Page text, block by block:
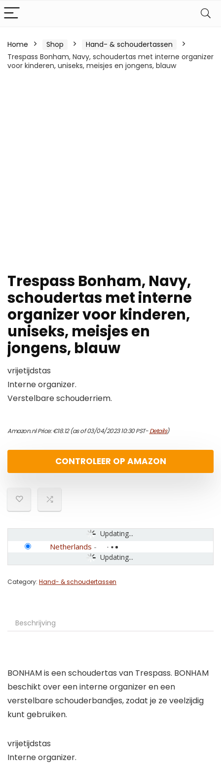
Home Shop
Hand- & schoudertassen
Trespass Bonham, Navy, schoudertas met interne organizer
voor kinderen, uniseks, meisjes en jongens, blauw
Trespass Bonham, Navy,
schoudertas met interne
organizer voor kinderen,
uniseks, meisjes en
jongens, blauw
vrijetijdstas
Interne organizer.
Verstelbare schouderriem.
Amazon.nl Price:€18.12(as of 03/04/2023 10:30 PST-Details)
CONTROLEER OP AMAZON
Updating...
Updating...
Netherlands -
Category: Hand- & schoudertassen
Beschrijving
BONHAM is een schoudertas van Trespass. BONHAM
beschikt over een interne organizer en een
verstelbare schouderbandjes, zodat je ze veelzijdig
kunt gebruiken.
vrijetijdstas
Interne organizer.